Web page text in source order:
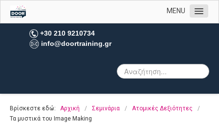
MENU
Αρχική
Η εταιρεία μας
Φωτογραφίες
+30 210 9210734
info@doortraining.gr
Βρίσκεστε εδώ: Αρχική / Σεμινάρια / Ατομικές Δεξιότητες
/
Τα μυστικά του Image Making